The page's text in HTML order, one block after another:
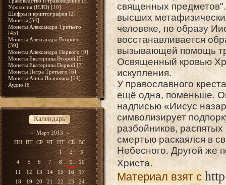
Уфология (НЛО) [10]
Шифры и криптография [2]
Монеты [34]
Монеты Александра Третьего
[45]
Монеты Александра Второго
[39]
Монеты Александра Первого [9]
Монеты Екатерины Второй [5]
Монеты Екатерины Первой [7]
Монеты Петра Третьего [6]
Монеты Анны Иоановны [14]
Аудио [8]
Календарь
« Март 2013 »
ПН ВТ СР ЧТ ПТ СБ ВС
1
2
3
4
5 6 7 8 9
10
11
12 13 14 15 16
17
18
19 20 21 22 23
24
священных
высших
человеке, по образу
восстанавливается
вызывающей помощь
Освященный кровью
искупления.
У православного
ещё одна, поменьше.
надписью «Иисус
символизирует
разбойников,
смертью раскаялся в
Небесного. Другой же
Христа.
Материал взят с